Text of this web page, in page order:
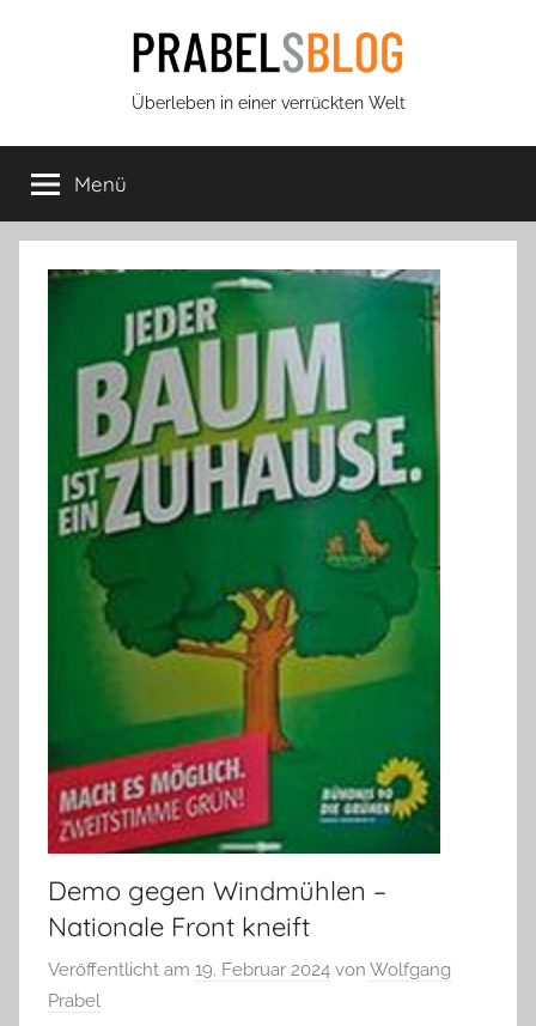
Prabels
Blog
Überleben in einer verrückten Welt
Menü
Demo gegen Windmühlen –
Nationale Front kneift
Veröffentlicht am 19. Februar 2024 von Wolfgang
Prabel